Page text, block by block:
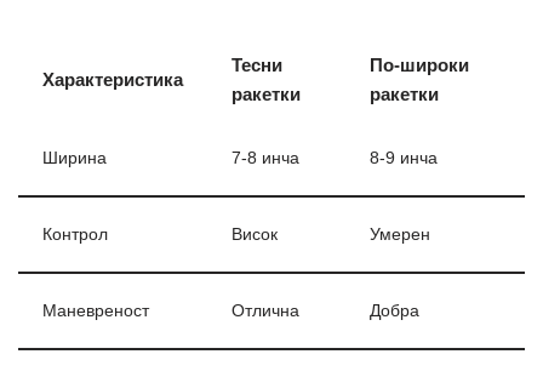
Характеристика
Тесни
ракетки
По-широки
ракетки
Ширина 7-8 инча 8-9 инча
Контрол Висок Умерен
Маневреност Отлична Добра